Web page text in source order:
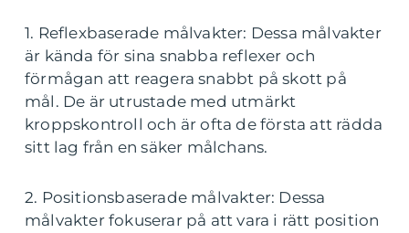
1. Reflexbaserade målvakter: Dessa målvakter
är kända för sina snabba reflexer och
förmågan att reagera snabbt på skott på
mål. De är utrustade med utmärkt
kroppskontroll och är ofta de första att rädda
sitt lag från en säker målchans.
2. Positionsbaserade målvakter: Dessa
målvakter fokuserar på att vara i rätt position